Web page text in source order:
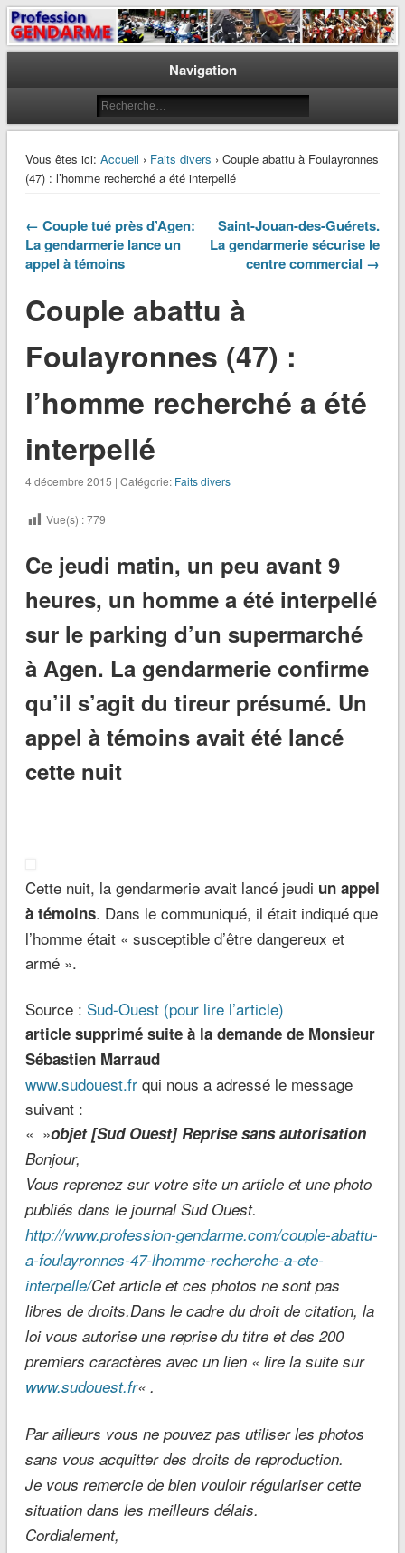
Profession Gendarme
Le journal des gendarmes
Navigation
Vous êtes ici: Accueil › Faits divers › Couple abattu à Foulayronnes
(47) : l’homme recherché a été interpellé
← Couple tué près d’Agen:
La gendarmerie lance un
appel à témoins
Saint-Jouan-des-Guérets.
La gendarmerie sécurise le
centre commercial →
Couple abattu à
Foulayronnes (47) :
l’homme recherché a été
interpellé
4 décembre 2015 | Catégorie: Faits divers
Vue(s) :779
Ce jeudi matin, un peu avant 9
heures, un homme a été interpellé
sur le parking d’un supermarché
à Agen. La gendarmerie confirme
qu’il s’agit du tireur présumé. Un
appel à témoins avait été lancé
cette nuit
Cette nuit, la gendarmerie avait lancé jeudi un appel
à témoins. Dans le communiqué, il était indiqué que
l’homme était « susceptible d’être dangereux et
armé ».
Source : Sud-Ouest (pour lire l’article)
article supprimé suite à la demande de Monsieur
Sébastien Marraud
www.sudouest.fr qui nous a adressé le message
suivant :
« »objet [Sud Ouest] Reprise sans autorisation
Bonjour,
Vous reprenez sur votre site un article et une photo
publiés dans le journal Sud Ouest.
http://www.profession-gendarme.com/couple-abattu-
a-foulayronnes-47-lhomme-recherche-a-ete-
interpelle/Cet article et ces photos ne sont pas
libres de droits.Dans le cadre du droit de citation, la
loi vous autorise une reprise du titre et des 200
premiers caractères avec un lien « lire la suite sur
www.sudouest.fr« .
Par ailleurs vous ne pouvez pas utiliser les photos
sans vous acquitter des droits de reproduction.
Je vous remercie de bien vouloir régulariser cette
situation dans les meilleurs délais.
Cordialement,